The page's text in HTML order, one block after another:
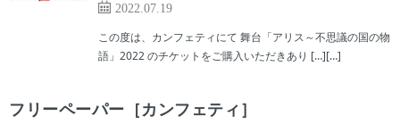
2022.07.19
この度は、カンフェティにて 舞台「アリス～不思議の国の物
語」2022 のチケットをご購入いただきあり […][…]
フリーペーパー［カンフェティ］